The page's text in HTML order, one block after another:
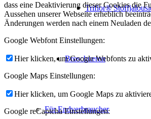
Triflor®
Broschueren
Für Endverbraucher
dass eine Deaktivierung dieser Cookies die
Aussehen unserer Webseite erheblich
Änderungen werden nach einem Neuladen
Google Webfont Einstellungen:
Hier klicken, um Google Webfonts zu
Google Maps Einstellungen:
Hier klicken, um Google Maps zu
Google reCaptcha Einstellungen: